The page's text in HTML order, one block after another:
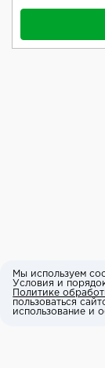
Мы используем
Условия и
Политике
пользоваться
использование и